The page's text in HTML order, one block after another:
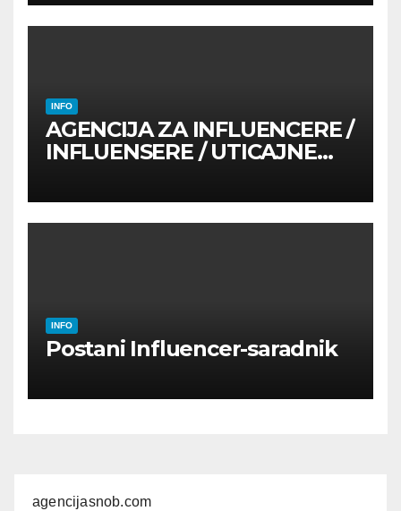
INFO
AGENCIJA ZA INFLUENCERE /
INFLUENSERE / UTICAJNE
INFO
Postani Influencer-saradnik
agencijasnob.com